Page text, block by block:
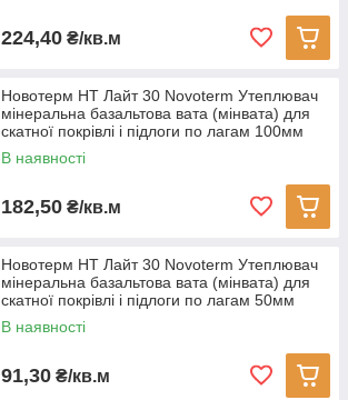
224,40 ₴/кв.м
Новотерм НТ Лайт 30 Novoterm Утеплювач
мінеральна базальтова вата (мінвата) для
скатної покрівлі і підлоги по лагам 100мм
В наявності
182,50 ₴/кв.м
Новотерм НТ Лайт 30 Novoterm Утеплювач
мінеральна базальтова вата (мінвата) для
скатної покрівлі і підлоги по лагам 50мм
В наявності
91,30 ₴/кв.м